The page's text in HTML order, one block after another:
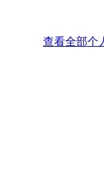
查看全部个